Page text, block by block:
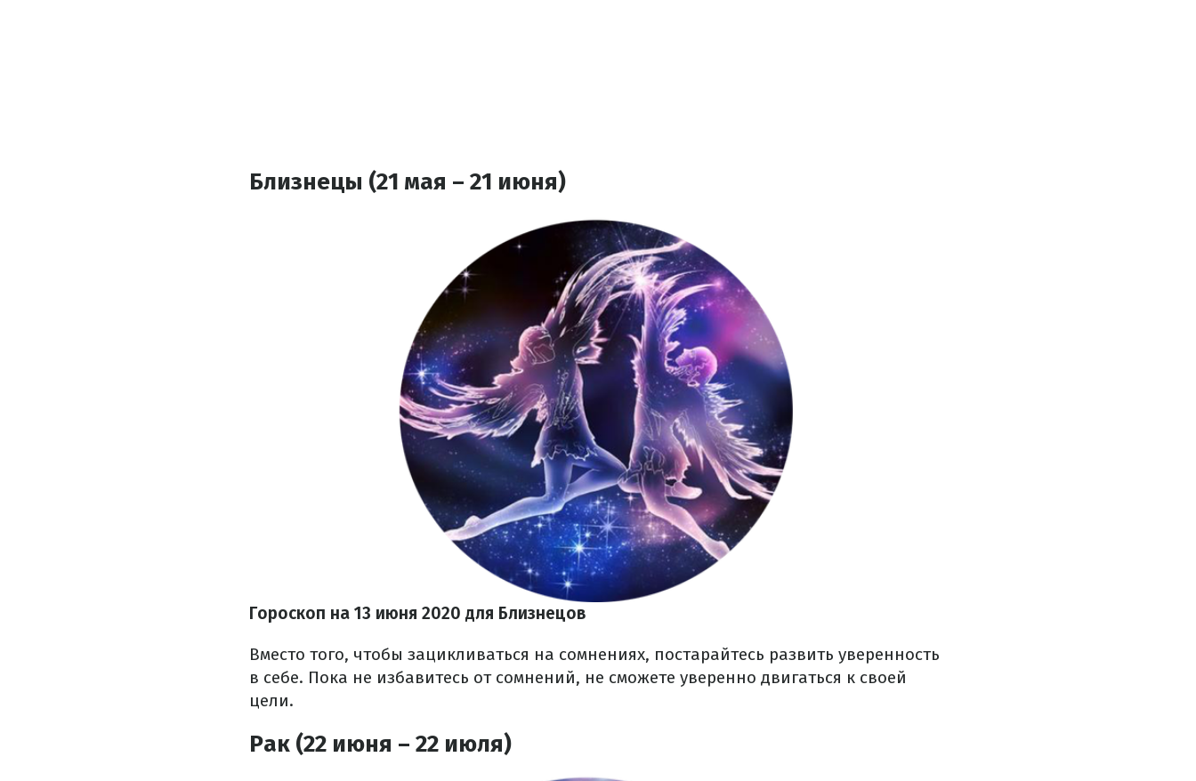
Близнецы (21 мая – 21 июня)
Гороскоп на 13 июня 2020 для Близнецов
Вместо того, чтобы зацикливаться на сомнениях, постарайтесь развить уверенность
в себе. Пока не избавитесь от сомнений, не сможете уверенно двигаться к своей
цели.
Рак (22 июня – 22 июля)